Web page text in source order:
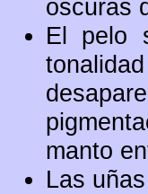
oscuras
El pelo
manto
Las